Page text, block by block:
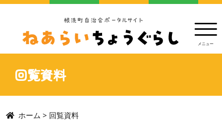
回覧資料
ホーム > 回覧資料